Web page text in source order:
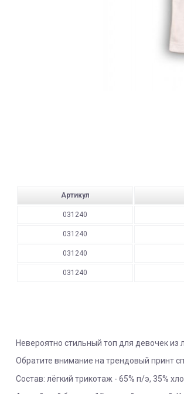
Артикул
031240
031240
031240
031240
Невероятно стильный топ для девочек
Обратите внимание на трендовый принт
Состав: лёгкий трикотаж - 65% п/э, 35%